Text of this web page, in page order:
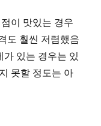
이 맛있는 경우
도 훨씬 저렴했음
있는 경우는 있
못할 정도는 아